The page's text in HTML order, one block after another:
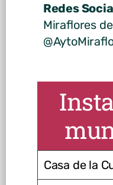
Redes
Miraflores
Casa de la